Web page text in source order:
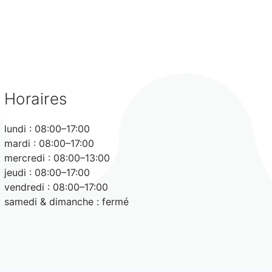
Horaires
lundi : 08:00–17:00
mardi : 08:00–17:00
mercredi : 08:00–13:00
jeudi : 08:00–17:00
vendredi : 08:00–17:00
samedi & dimanche : fermé